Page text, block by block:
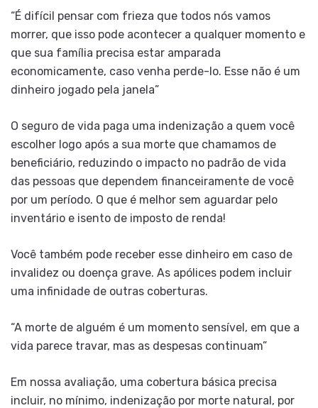
“É difícil pensar com frieza que todos nós vamos
morrer, que isso pode acontecer a qualquer momento e
que sua família precisa estar amparada
economicamente, caso venha perde-lo. Esse não é um
dinheiro jogado pela janela”
O seguro de vida paga uma indenização a quem você
escolher logo após a sua morte que chamamos de
beneficiário, reduzindo o impacto no padrão de vida
das pessoas que dependem financeiramente de você
por um período. O que é melhor sem aguardar pelo
inventário e isento de imposto de renda!
Você também pode receber esse dinheiro em caso de
invalidez ou doença grave. As apólices podem incluir
uma infinidade de outras coberturas.
“A morte de alguém é um momento sensível, em que a
vida parece travar, mas as despesas continuam”
Em nossa avaliação, uma cobertura básica precisa
incluir, no mínimo, indenização por morte natural, por